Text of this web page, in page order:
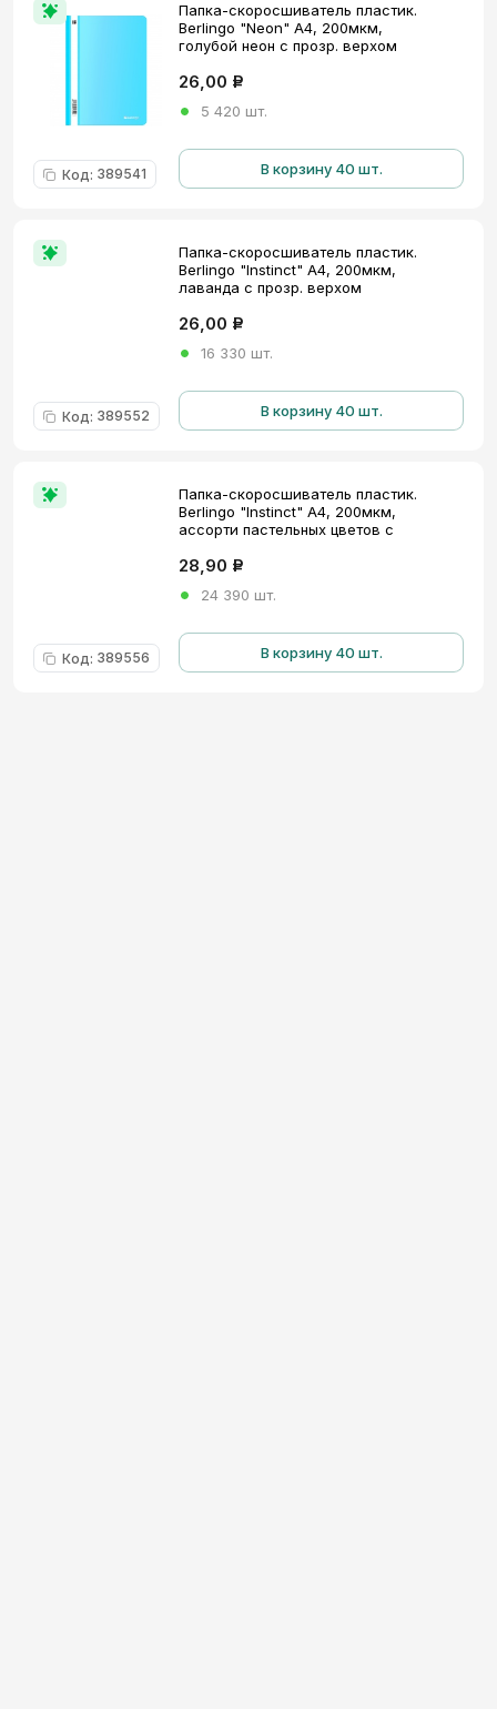
Код: 389541
Папка-скоросшиватель пластик.
Berlingo "Neon" А4, 200мкм,
голубой неон с прозр. верхом
26,00 Р
5 420 шт.
В корзину 40 шт.
Код: 389552
Папка-скоросшиватель пластик.
Berlingo "Instinct" А4, 200мкм,
лаванда с прозр. верхом
26,00 Р
16 330 шт.
В корзину 40 шт.
Код: 389556
Папка-скоросшиватель пластик.
Berlingo "Instinct" А4, 200мкм,
ассорти пастельных цветов с
28,90 Р
24 390 шт.
В корзину 40 шт.